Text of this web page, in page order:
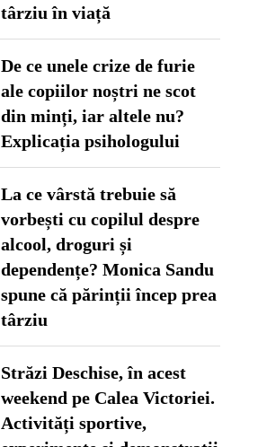
târziu în viață
De ce unele crize de furie
ale copiilor noștri ne scot
din minți, iar altele nu?
Explicația psihologului
La ce vârstă trebuie să
vorbești cu copilul despre
alcool, droguri și
dependențe? Monica Sandu
spune că părinții încep prea
târziu
Străzi Deschise, în acest
weekend pe Calea Victoriei.
Activități sportive,